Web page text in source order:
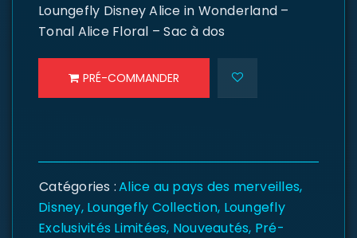
Loungefly Disney Alice in Wonderland –
Tonal Alice Floral – Sac à dos
PRÉ-COMMANDER
Catégories :Alice au pays des merveilles,
Disney, Loungefly Collection, Loungefly
Exclusivités Limitées, Nouveautés, Pré-